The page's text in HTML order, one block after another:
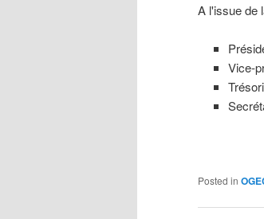
A l'issue de
Vice-
Posted in